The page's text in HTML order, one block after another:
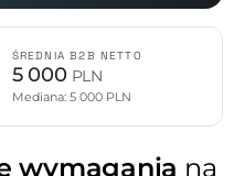
ŚREDNIA B2B NETTO
5 000 PLN
Mediana: 5 000 PLN
wymagania na